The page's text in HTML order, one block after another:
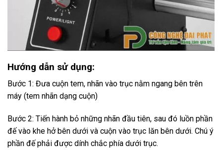
Hướng dẫn sử dụng:
Bước 1: Đưa cuộn tem, nhãn vào trục nằm ngang bên trên
máy (tem nhãn dạng cuộn)
Bước 2: Tiến hành bỏ những nhãn đầu tiên, sau đó luồn phần
đế vào khe hở bên dưới và cuộn vào trục lăn bên dưới. Chú ý
phần đế phải được dính chắc phía dưới trục.